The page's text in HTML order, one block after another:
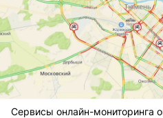
Сервисы онлайн-мониторинга